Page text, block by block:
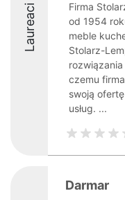
Laureaci
Firma
od 1954
meble
Stolarz-
czemu
swoją
usług. ...
Darmar